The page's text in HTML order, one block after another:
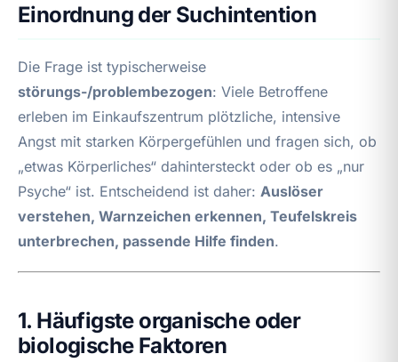
Einordnung der Suchintention
Die Frage ist typischerweise
störungs-/problembezogen: Viele Betroffene
erleben im Einkaufszentrum plötzliche, intensive
Angst mit starken Körpergefühlen und fragen sich, ob
„etwas Körperliches“ dahintersteckt oder ob es „nur
Psyche“ ist. Entscheidend ist daher: Auslöser
verstehen, Warnzeichen erkennen, Teufelskreis
unterbrechen, passende Hilfe finden.
1. Häufigste organische oder
biologische Faktoren